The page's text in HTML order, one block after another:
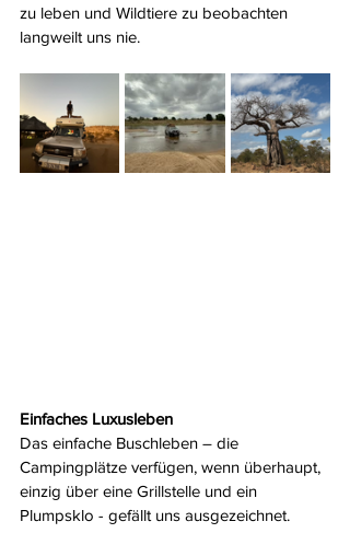
zu leben und Wildtiere zu beobachten
langweilt uns nie.
Einfaches Luxusleben
Das einfache Buschleben – die
Campingplätze verfügen, wenn überhaupt,
einzig über eine Grillstelle und ein
Plumpsklo - gefällt uns ausgezeichnet.